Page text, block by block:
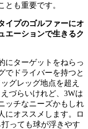
とも重要です。
イプのゴルファーにオ
エーションで生きるク
にターゲットをねらっ
でドライバーを持つと
グレッグ地点を超え
づらいけれど、3Wは
ッチなニーズかもしれ
にオススメします。ロ
っても球が浮きやす